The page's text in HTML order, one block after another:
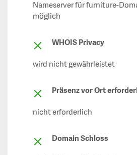
Nameserver für furniture-
möglich
WHOIS Privacy
wird nicht gewährleistet
Präsenz vor Ort
nicht erforderlich
Domain Schloss